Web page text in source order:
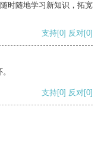
时随地学习新知识，拓宽
支持[0] 反对[0]
支持[0] 反对[0]